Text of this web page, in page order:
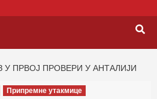
У ПРВОЈ ПРОВЕРИ У АНТАЛИЈИ
Припремне утакмице